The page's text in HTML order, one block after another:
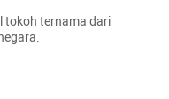
tokoh ternama dari